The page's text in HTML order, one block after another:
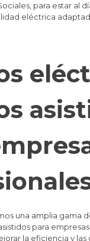
para estar al
eléctrica
una amplia gama
para
la eficiencia y las